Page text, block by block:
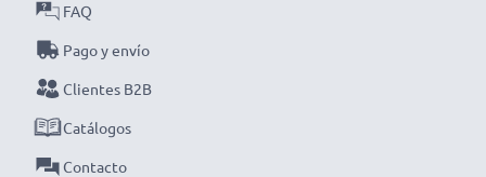
Elige CELLONIC y no te la juegues con la calidad,
¡haz ya tu pedido!
FAQ
Pago y envío
Clientes B2B
Catálogos
Contacto